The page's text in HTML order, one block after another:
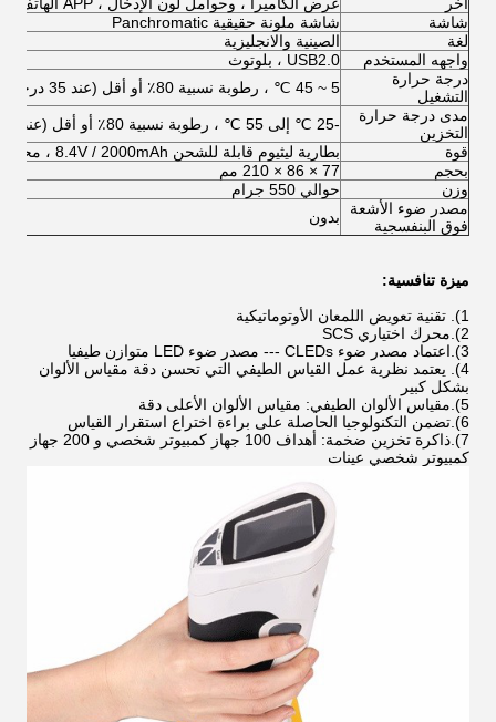
شاشة
شاشة ملونة حقيقية Panchromatic
لغة
الصينية والانجليزية
واجهه المستخدم
USB2.0 ، بلوتوث
درجة حرارة
التشغيل
5 ~ 45 ℃ ، رطوبة نسبية 80٪ أو أقل (عند 35 درجة مئوية) ، بدون تكثف
مدى درجة حرارة
التخزين
-25 ℃ إلى 55 ℃ ، رطوبة نسبية 80٪ أو أقل (عند 35 درجة مئوية) ، بدون تكثف
قوة
بطارية ليثيوم قابلة للشحن 8.4V / 2000mAh ، محول DC12V
بحجم
77 × 86 × 210 مم
وزن
حوالي 550 جرام
مصدر ضوء الأشعة
فوق البنفسجية
بدون
ميزة تنافسية:
1).
تقنية تعويض اللمعان الأوتوماتيكية
2).
محرك اختياري SCS
3).
اعتماد مصدر ضوء CLEDs --- مصدر ضوء LED متوازن طيفيا
4).
يعتمد نظرية عمل القياس الطيفي التي تحسن دقة مقياس الألوان
بشكل كبير
5).
مقياس الألوان الطيفي: مقياس الألوان الأعلى دقة
6). تضمن التكنولوجيا الحاصلة على براءة اختراع استقرار القياس
7).
ذاكرة تخزين ضخمة: أهداف 100 جهاز كمبيوتر شخصي و 200 جهاز
كمبيوتر شخصي عينات